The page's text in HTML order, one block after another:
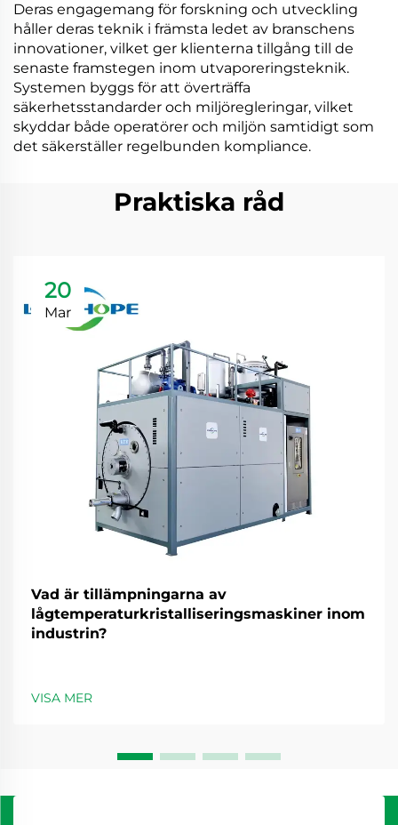
Deras engagemang för forskning och utveckling
håller deras teknik i främsta ledet av branschens
innovationer, vilket ger klienterna tillgång till de
senaste framstegen inom utvaporeringsteknik.
Systemen byggs för att överträffa
säkerhetsstandarder och miljöregleringar, vilket
skyddar både operatörer och miljön samtidigt som
det säkerställer regelbunden kompliance.
Praktiska råd
20
Mar
Vad är tillämpningarna av
lågtemperaturkristalliseringsmaskiner inom
industrin?
VISA MER